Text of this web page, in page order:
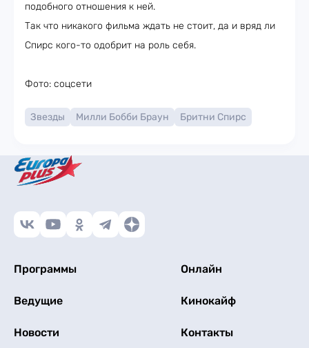
подобного отношения к ней.
Так что никакого фильма ждать не стоит, да и вряд ли
Спирс кого-то одобрит на роль себя.
Фото: соцсети
Звезды Милли Бобби Браун Бритни Спирс
Программы Онлайн
Ведущие Кинокайф
Новости Контакты